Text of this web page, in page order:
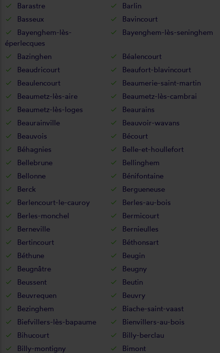
Barastre
Barlin
Basseux
Bavincourt
Bayenghem-lès-
éperlecques
Bayenghem-lès-seninghem
Bazinghen
Béalencourt
Beaudricourt
Beaufort-blavincourt
Beaulencourt
Beaumerie-saint-martin
Beaumetz-lès-aire
Beaumetz-lès-cambrai
Beaumetz-lès-loges
Beaurains
Beaurainville
Beauvoir-wavans
Beauvois
Bécourt
Béhagnies
Belle-et-houllefort
Bellebrune
Bellinghem
Bellonne
Bénifontaine
Berck
Bergueneuse
Berlencourt-le-cauroy
Berles-au-bois
Berles-monchel
Bermicourt
Berneville
Bernieulles
Bertincourt
Béthonsart
Béthune
Beugin
Beugnâtre
Beugny
Beussent
Beutin
Beuvrequen
Beuvry
Bezinghem
Biache-saint-vaast
Biefvillers-lès-bapaume
Bienvillers-au-bois
Bihucourt
Billy-berclau
Billy-montigny
Bimont